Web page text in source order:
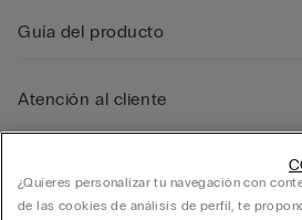
Guía del producto
Atención al cliente
¿Quieres personalizar tu navegación con
de las cookies de análisis de perfil, te